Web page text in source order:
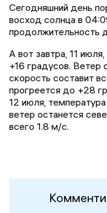
Сегодняшний день
восход солнца в
продолжительность
А вот завтра, 11
+16 градусов. Ветер
скорость составит
прогреется до +28
12 июля,
ветер останется
всего 1.8 м/с.